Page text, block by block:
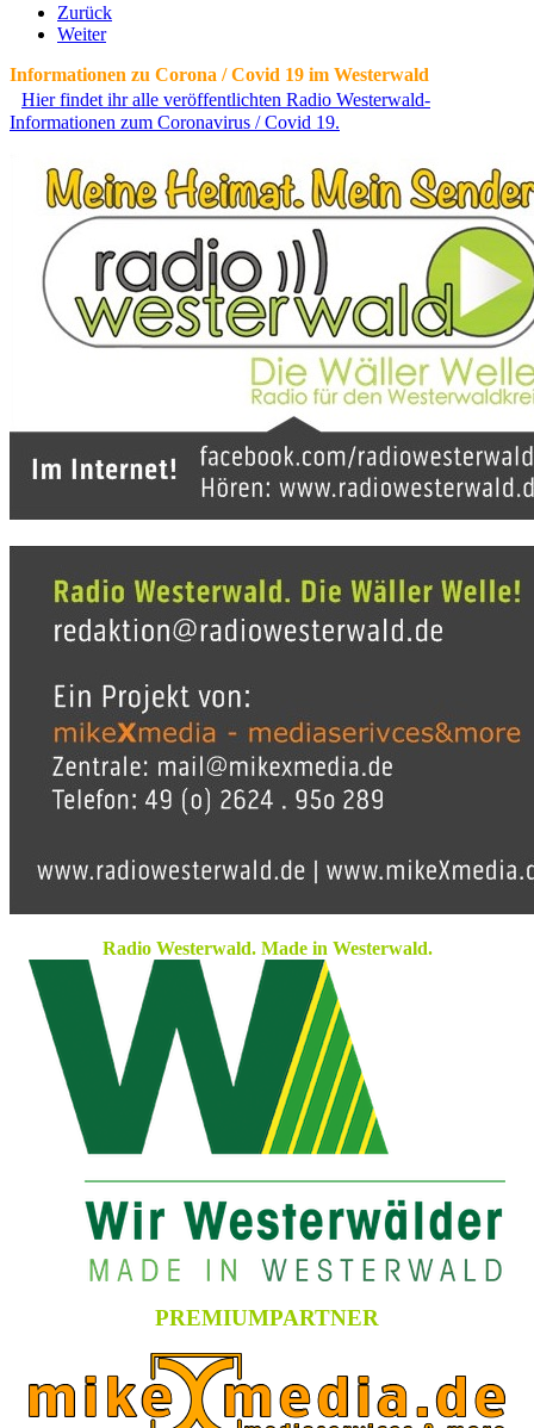
Zurück
Weiter
Informationen zu Corona / Covid 19 im Westerwald
Hier findet ihr alle veröffentlichten Radio Westerwald-
Informationen zum Coronavirus / Covid 19.
Radio Westerwald. Made in Westerwald.
PREMIUMPARTNER